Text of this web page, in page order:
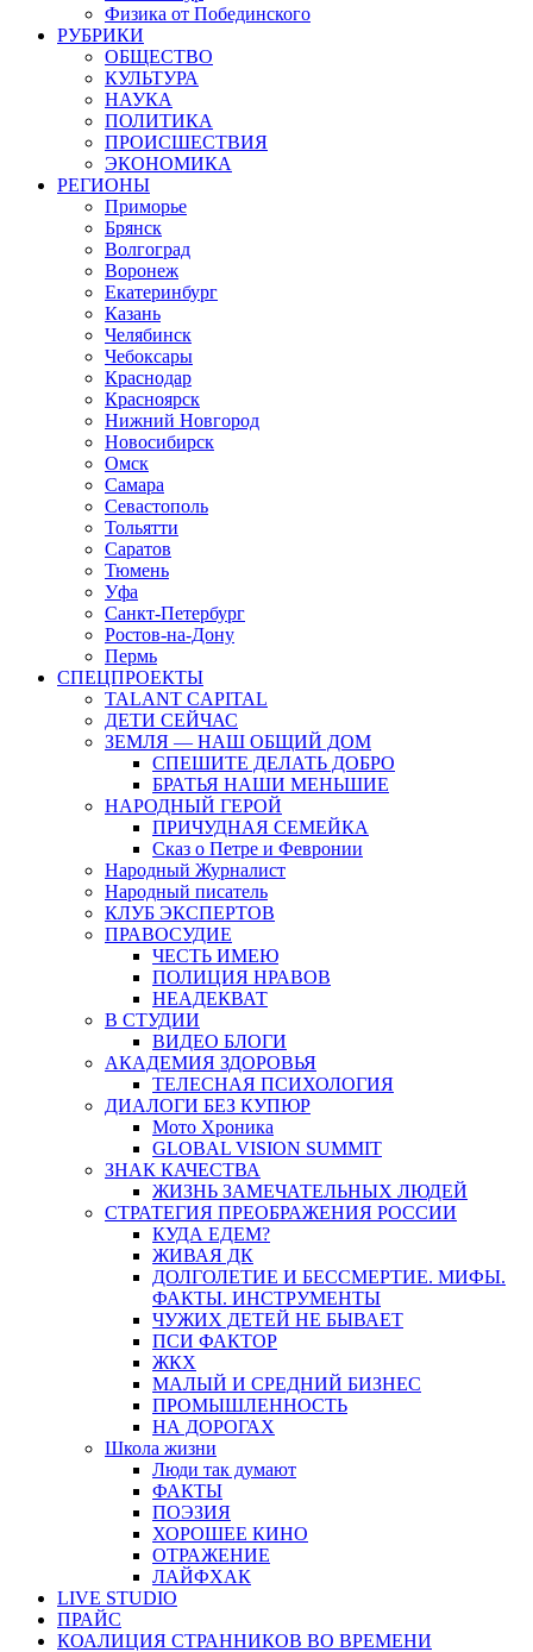
Физика от Побединского
РУБРИКИ
ОБЩЕСТВО
КУЛЬТУРА
НАУКА
ПОЛИТИКА
ПРОИСШЕСТВИЯ
ЭКОНОМИКА
РЕГИОНЫ
Приморье
Брянск
Волгоград
Воронеж
Екатеринбург
Казань
Челябинск
Чебоксары
Краснодар
Красноярск
Нижний Новгород
Новосибирск
Омск
Самара
Севастополь
Тольятти
Саратов
Тюмень
Уфа
Санкт-Петербург
Ростов-на-Дону
Пермь
СПЕЦПРОЕКТЫ
TALANT CAPITAL
ДЕТИ СЕЙЧАС
ЗЕМЛЯ — НАШ ОБЩИЙ ДОМ
СПЕШИТЕ ДЕЛАТЬ ДОБРО
БРАТЬЯ НАШИ МЕНЬШИЕ
НАРОДНЫЙ ГЕРОЙ
ПРИЧУДНАЯ СЕМЕЙКА
Сказ о Петре и Февронии
Народный Журналист
Народный писатель
КЛУБ ЭКСПЕРТОВ
ПРАВОСУДИЕ
ЧЕСТЬ ИМЕЮ
ПОЛИЦИЯ НРАВОВ
НЕАДЕКВАТ
В СТУДИИ
ВИДЕО БЛОГИ
АКАДЕМИЯ ЗДОРОВЬЯ
ТЕЛЕСНАЯ ПСИХОЛОГИЯ
ДИАЛОГИ БЕЗ КУПЮР
Мото Хроника
GLOBAL VISION SUMMIT
ЗНАК КАЧЕСТВА
ЖИЗНЬ ЗАМЕЧАТЕЛЬНЫХ ЛЮДЕЙ
СТРАТЕГИЯ ПРЕОБРАЖЕНИЯ РОССИИ
КУДА ЕДЕМ?
ЖИВАЯ ДК
ДОЛГОЛЕТИЕ И БЕССМЕРТИЕ. МИФЫ.
ФАКТЫ. ИНСТРУМЕНТЫ
ЧУЖИХ ДЕТЕЙ НЕ БЫВАЕТ
ПСИ ФАКТОР
ЖКХ
МАЛЫЙ И СРЕДНИЙ БИЗНЕС
ПРОМЫШЛЕННОСТЬ
НА ДОРОГАХ
Школа жизни
Люди так думают
ФАКТЫ
ПОЭЗИЯ
ХОРОШЕЕ КИНО
ОТРАЖЕНИЕ
ЛАЙФХАК
LIVE STUDIO
ПРАЙС
КОАЛИЦИЯ СТРАННИКОВ ВО ВРЕМЕНИ